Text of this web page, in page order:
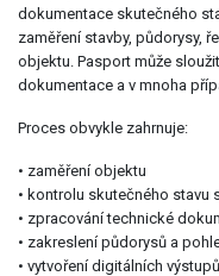
dokumentace skutečného
zaměření stavby, půdorysy,
objektu. Pasport může
dokumentace a v mnoha
Proces obvykle zahrnuje:
• zaměření objektu
• kontrolu skutečného stavu
• zpracování technické
• zakreslení půdorysů a
• vytvoření digitálních výstupů